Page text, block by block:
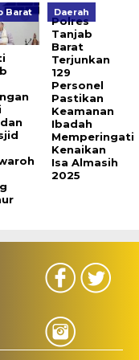
Barat Daerah
Polres
Tanjab
Barat
Terjunkan
129
Personel
Pastikan
Keamanan
Ibadah
Memperingati
Kenaikan
Isa Almasih
2025